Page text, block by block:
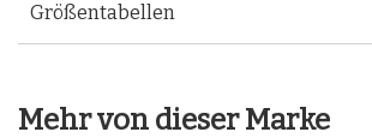
Größentabellen
Mehr von dieser Marke